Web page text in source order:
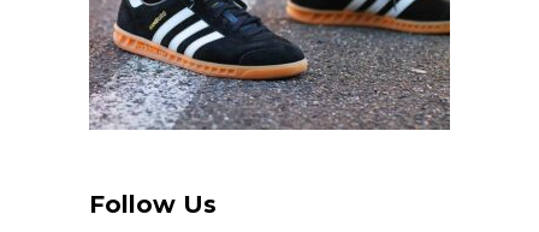
Follow Us